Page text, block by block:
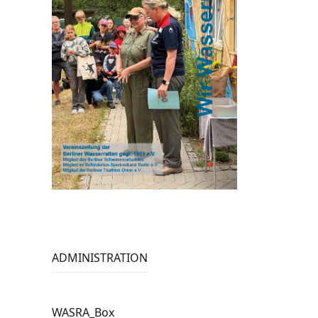
ADMINISTRATION
WASRA_Box